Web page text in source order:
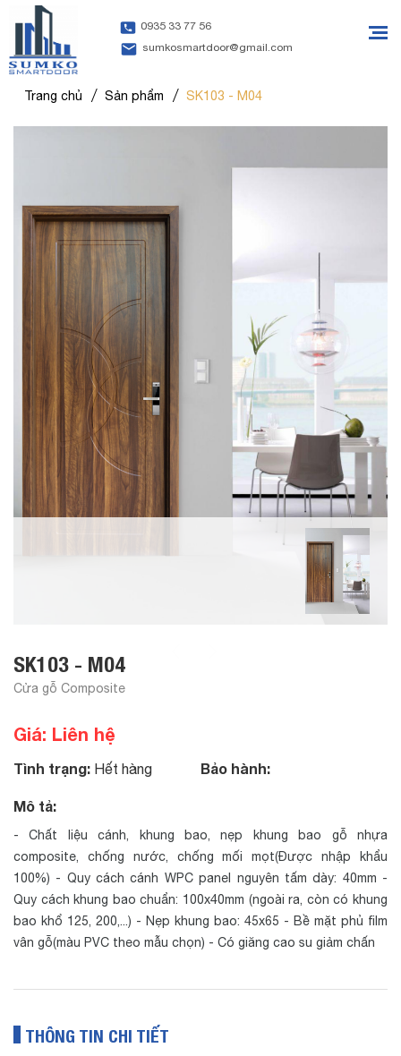
0935 33 77 56
sumkosmartdoor@gmail.com
Trang chủ Sản phẩm SK103 - M04
SK103 - M04
Cửa gỗ Composite
Giá: Liên hệ
Tình trạng: Hết hàng Bảo hành:
Mô tả:
- Chất liệu cánh, khung bao, nẹp khung bao gỗ nhựa
composite, chống nước, chống mối mọt(Được nhập khẩu
100%) - Quy cách cánh WPC panel nguyên tấm dày: 40mm -
Quy cách khung bao chuẩn: 100x40mm (ngoài ra, còn có khung
bao khổ 125, 200,...) - Nẹp khung bao: 45x65 - Bề mặt phủ film
vân gỗ(màu PVC theo mẫu chọn) - Có giăng cao su giảm chấn
THÔNG TIN CHI TIẾT